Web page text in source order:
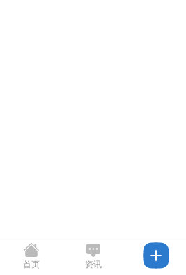
首页 资讯